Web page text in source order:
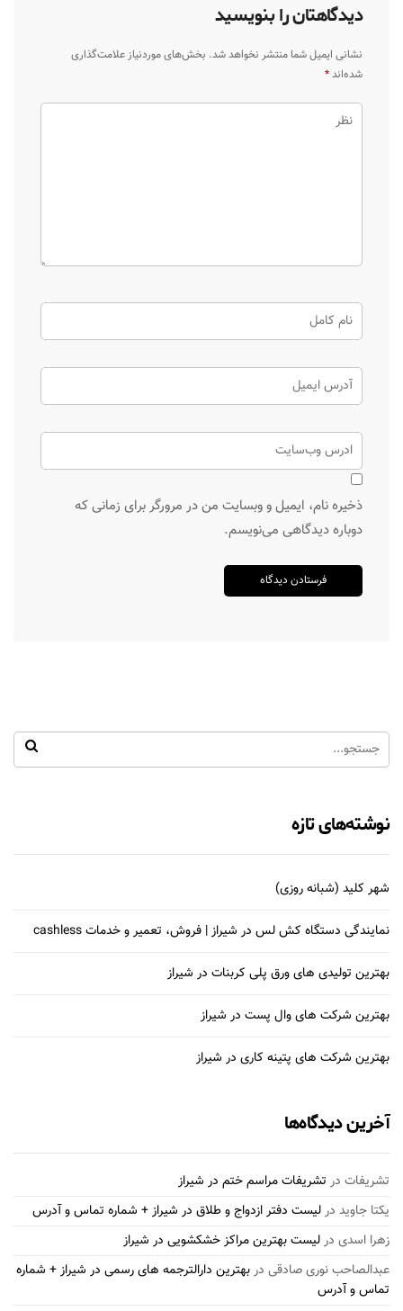
دیدگاهتان را بنویسید
نشانی ایمیل شما منتشر نخواهد شد. بخش‌های موردنیاز علامت‌گذاری
شده‌اند*
ذخیره نام، ایمیل و وبسایت من در مرورگر برای زمانی که
دوباره دیدگاهی می‌نویسم.
نوشته‌های تازه
شهر کلید (شبانه روزی)
نمایندگی دستگاه کش لس در شیراز | فروش، تعمیر و خدمات cashless
بهترین تولیدی های ورق پلی کربنات در شیراز
بهترین شرکت های وال پست در شیراز
بهترین شرکت های پتینه کاری در شیراز
آخرین دیدگاه‌ها
تشریفات در تشریفات مراسم ختم در شیراز
یکتا جاوید درلیست دفتر ازدواج و طلاق در شیراز + شماره تماس و آدرس
زهرا اسدی درلیست بهترین مراکز خشکشویی در شیراز
عبدالصاحب نوری صادقی دربهترین دارالترجمه های رسمی در شیراز + شماره
تماس و آدرس